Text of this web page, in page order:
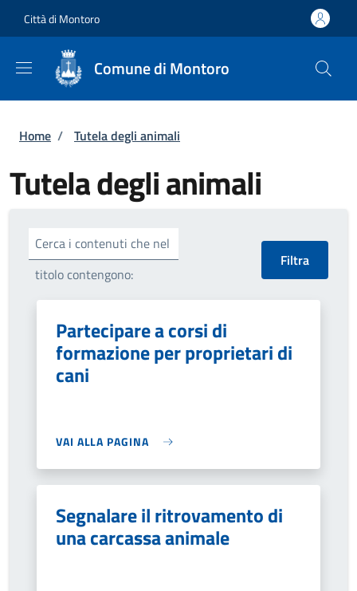
Città di Montoro
Comune di Montoro
Briciole di pane
Home / Tutela degli animali
Tutela degli animali
Cerca i contenuti che nel
titolo contengono:
Partecipare a corsi di
formazione per proprietari di
cani
VAI ALLA PAGINA
Segnalare il ritrovamento di
una carcassa animale